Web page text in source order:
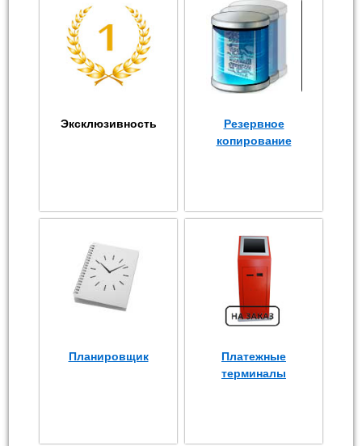
Эксклюзивность
Резервное
копирование
Планировщик
Платежные
терминалы